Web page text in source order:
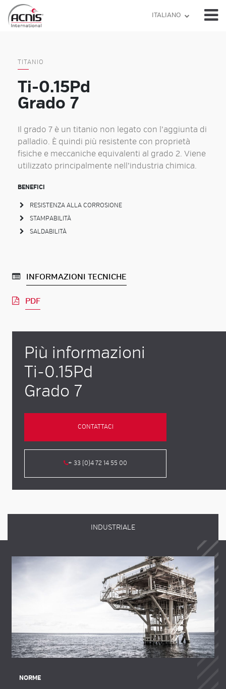
Skip
content
ITALIANO
TITANIO
Ti-0.15Pd
Grado 7
Il grado 7 è un titanio non legato con l’aggiunta di
palladio. È quindi più resistente con proprietà
fisiche e meccaniche equivalenti al grado 2. Viene
utilizzato principalmente nell’industria chimica.
BENEFICI
RESISTENZA ALLA CORROSIONE
STAMPABILITÀ
SALDABILITÀ
INFORMAZIONI TECNICHE
PDF
Più informazioni
Ti-0.15Pd
Grado 7
CONTATTACI
+ 33 (0)4 72 14 55 00
INDUSTRIALE
NORME